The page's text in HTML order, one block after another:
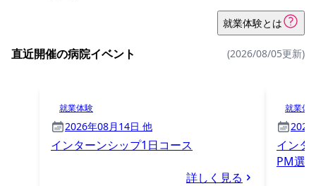
就業体験とは
直近開催の病院イベント (2026/08/05更新)
就業体験
2026年08月14日 他
インターンシップ1日コース
詳しく見る
就業体
2026
インタ
PM選